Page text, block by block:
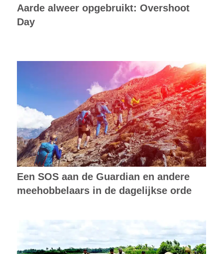
Aarde alweer opgebruikt: Overshoot
Day
Een SOS aan de Guardian en andere
meehobbelaars in de dagelijkse orde